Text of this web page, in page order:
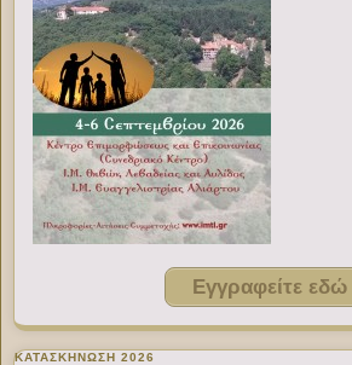
Εγγραφείτε εδώ
ΚΑΤΑΣΚΗΝΩΣΗ 2026